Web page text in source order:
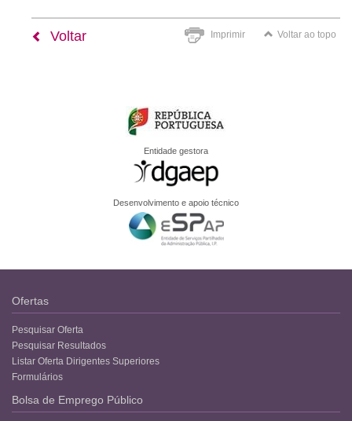
Voltar Imprimir Voltar ao topo
Entidade gestora
Desenvolvimento e apoio técnico
Ofertas
Pesquisar Oferta
Pesquisar Resultados
Listar Oferta Dirigentes Superiores
Formulários
Bolsa de Emprego Público